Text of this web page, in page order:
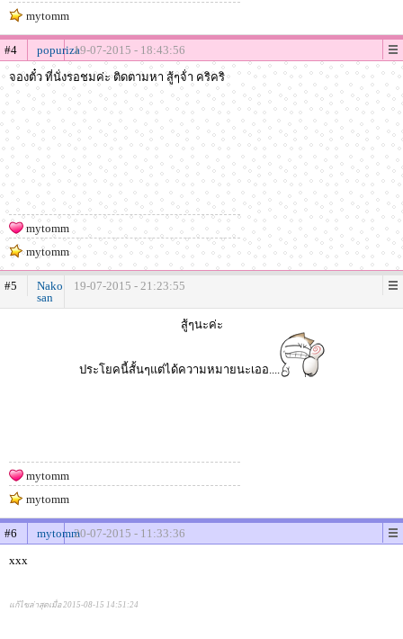
mytomm
#4 popuriza19-07-2015 - 18:43:56
จองตั๋ว ที่นั่งรอชมค่ะ ติดตามหา สู้ๆจ้่า คริคริ
mytomm
mytomm
#5
Nako
san
19-07-2015 - 21:23:55
สู้ๆนะค่ะ
ประโยคนี้สั้นๆแต่ได้ความหมายนะเออ....
mytomm
mytomm
#6 mytomm20-07-2015 - 11:33:36
xxx
แก้ไขล่าสุดเมื่อ 2015-08-15 14:51:24